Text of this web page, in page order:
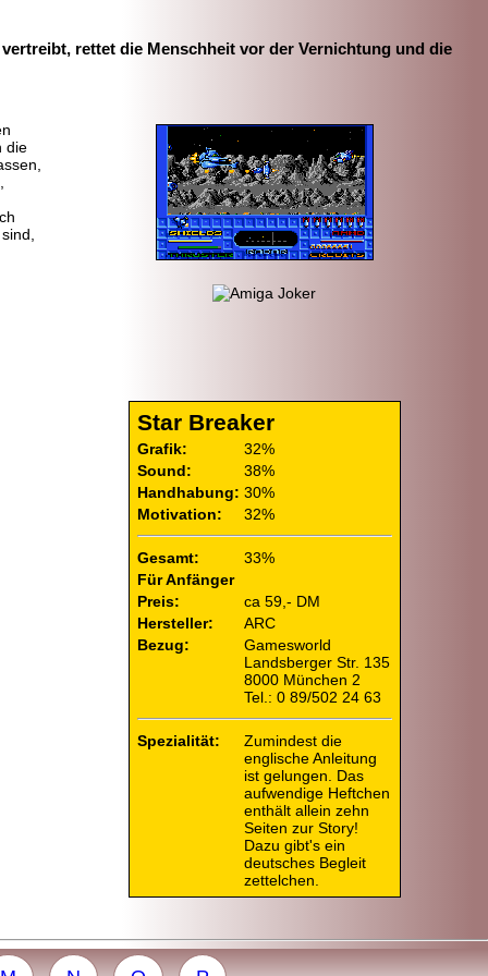
rettet die Menschheit vor der Vernichtung und die
die
Star Breaker
Grafik:
32%
Sound:
38%
Handhabung: 30%
Motivation:
32%
Gesamt:
33%
Für Anfänger
Preis:
ca 59,- DM
Hersteller:
ARC
Bezug:
Gamesworld
Landsberger Str. 135
8000 München 2
Tel.: 0 89/502 24 63
Spezialität:
Zumindest die
englische Anleitung
ist gelungen. Das
aufwendige Heftchen
enthält allein zehn
Seiten zur Story!
Dazu gibt's ein
deutsches Begleit
zettelchen.